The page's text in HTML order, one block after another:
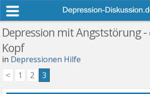
Depression mit Angststörung
Kopf
in Depressionen Hilfe
< 1 2 3